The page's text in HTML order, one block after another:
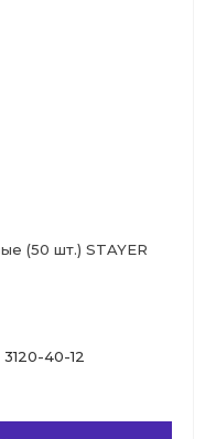
(50 шт.) STAYER
3120-40-12